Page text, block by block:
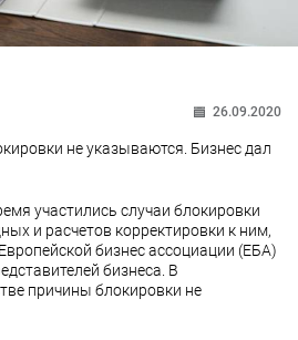
26.09.2020
не указываются. Бизнес дал
участились случаи блокировки
и расчетов корректировки к ним,
бизнес ассоциации (ЕБА)
бизнеса. В
причины блокировки не